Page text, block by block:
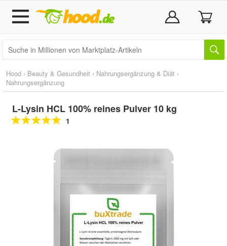
Hood › Beauty & Gesundheit › Nahrungsergänzung & Diät ›
Nahrungsergänzung
L-Lysin HCL 100% reines Pulver 10 kg
1